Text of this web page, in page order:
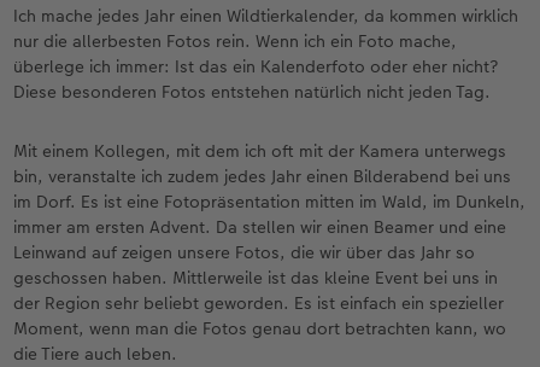
Ich mache jedes Jahr einen Wildtierkalender, da kommen wirklich
nur die allerbesten Fotos rein. Wenn ich ein Foto mache,
überlege ich immer: Ist das ein Kalenderfoto oder eher nicht?
Diese besonderen Fotos entstehen natürlich nicht jeden Tag.
Mit einem Kollegen, mit dem ich oft mit der Kamera unterwegs
bin, veranstalte ich zudem jedes Jahr einen Bilderabend bei uns
im Dorf. Es ist eine Fotopräsentation mitten im Wald, im Dunkeln,
immer am ersten Advent. Da stellen wir einen Beamer und eine
Leinwand auf zeigen unsere Fotos, die wir über das Jahr so
geschossen haben. Mittlerweile ist das kleine Event bei uns in
der Region sehr beliebt geworden. Es ist einfach ein spezieller
Moment, wenn man die Fotos genau dort betrachten kann, wo
die Tiere auch leben.